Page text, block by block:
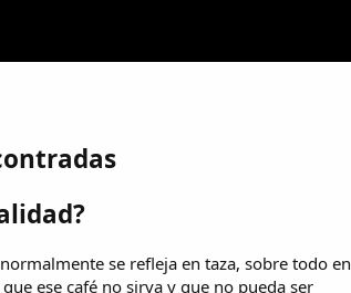
se refleja en taza, sobre todo en
ese café no sirva y que no pueda ser